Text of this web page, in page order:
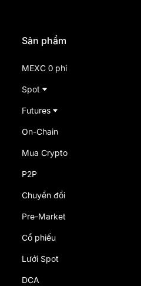
Sản phẩm
MEXC 0 phí
Spot
Futures
On-Chain
Mua Crypto
P2P
Chuyển đổi
Pre-Market
Cổ phiếu
Lưới Spot
DCA